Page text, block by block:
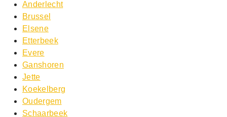
Anderlecht
Brussel
Elsene
Etterbeek
Evere
Ganshoren
Jette
Koekelberg
Oudergem
Schaarbeek